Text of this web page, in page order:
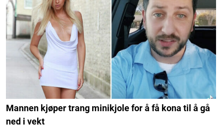
Mannen kjøper trang minikjole for å få kona til å gå
ned i vekt